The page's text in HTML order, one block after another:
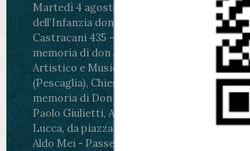
Martedì 4 agosto2026
ore 11:30 - Lucca,
dell’Infanzia don Aldo Mei - Viale Castruccio
Castracani 435 - Inaugurazione murales in
memoria di don Aldo Mei curato dal Liceo
Artistico e Musicale “Passaglia”
ore 18 -
(Pescaglia), Chiesa parrocchiale - Messa in
memoria di Don Aldo Mei celebrata da mons.
Paolo Giulietti, Arcivescovo di Lucca
ore
Lucca, da piazza San Michele al Cippo di don
Aldo Mei - Passeggiata della Memoria in